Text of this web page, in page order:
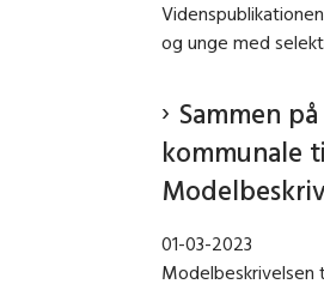
og unge med
Sammen
kommunale
01-03-2023
Modelbeskrivelsen